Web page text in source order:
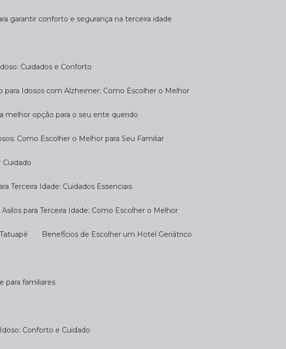
garantir conforto e segurança na terceira idade
Idoso: Cuidados e Conforto
para Idosos com Alzheimer: Como Escolher o Melhor
melhor opção para o seu ente querido
Como Escolher o Melhor para Seu Familiar
Cuidado
Terceira Idade: Cuidados Essenciais
Asilos para Terceira Idade: Como Escolher o Melhor
Benefícios de Escolher um Hotel Geriátrico
para familiares
Conforto e Cuidado